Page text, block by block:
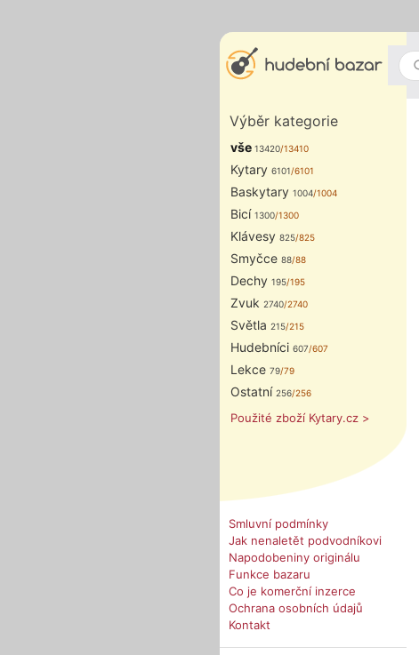
Výběr kategorie
vše 13420/13410
Kytary 6101/6101
Baskytary 1004/1004
Bicí 1300/1300
Klávesy 825/825
Smyčce 88/88
Dechy 195/195
Zvuk 2740/2740
Světla 215/215
Hudebníci 607/607
Lekce 79/79
Ostatní 256/256
Použité zboží Kytary.cz >
Smluvní podmínky
Jak nenaletět podvodníkovi
Napodobeniny originálu
Funkce bazaru
Co je komerční inzerce
Ochrana osobních údajů
Kontakt